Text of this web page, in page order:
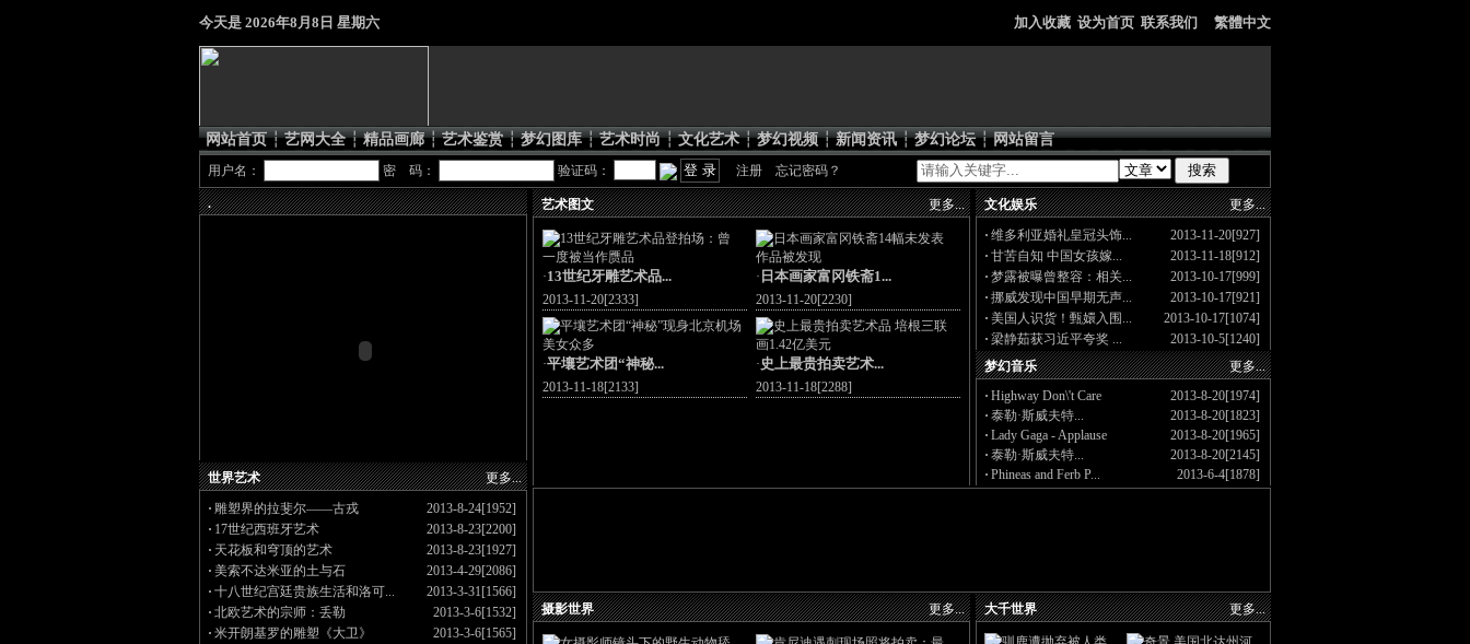
今天是 2026年8月8日 星期六 加入收藏 设为首页 联系我们 繁體中文
网站首页 ┆ 艺网大全 ┆ 精品画廊 ┆ 艺术鉴赏 ┆ 梦幻图库 ┆ 艺术时尚 ┆ 文化艺术 ┆ 梦幻视频 ┆ 新闻资讯 ┆ 梦幻论坛 ┆ 网站留言
用户名： 密 码： 验证码： 注册 忘记密码？
更多...
艺术图文
·13世纪牙雕艺术品...
2013-11-20[2333]
· 日本画家富冈铁斋1...
2013-11-20[2230]
·平壤艺术团“神秘...
2013-11-18[2133]
·史上最贵拍卖艺术...
2013-11-18[2288]
. 更多...
文化娱乐
· 维多利亚婚礼皇冠头饰...
2013-11-20[927]
· 甘苦自知 中国女孩嫁...
2013-11-18[912]
· 梦露被曝曾整容：相关...
2013-10-17[999]
· 挪威发现中国早期无声...
2013-10-17[921]
· 美国人识货！甄嬛入围...
2013-10-17[1074]
· 梁静茹获习近平夸奖 ...
2013-10-5[1240]
更多...
梦幻音乐
· Highway Don\'t Care
2013-8-20[1974]
· 泰勒·斯威夫特...
2013-8-20[1823]
· Lady Gaga - Applause
2013-8-20[1965]
· 泰勒·斯威夫特...
2013-8-20[2145]
· Phineas and Ferb P... 2013-6-4[1878]
更多...
世界艺术
· 雕塑界的拉斐尔——古戎
2013-8-24[1952]
· 17世纪西班牙艺术
2013-8-23[2200]
· 天花板和穹顶的艺术
2013-8-23[1927]
· 美索不达米亚的土与石
2013-4-29[2086]
· 十八世纪宫廷贵族生活和洛可...
2013-3-31[1566]
· 北欧艺术的宗师：丢勒
2013-3-6[1532]
· 米开朗基罗的雕塑《大卫》
2013-3-6[1565]
更多...
大千世界
更多...
摄影世界